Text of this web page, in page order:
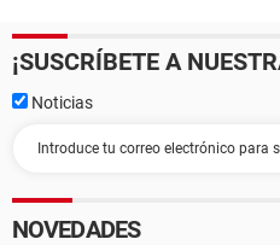
¡SUSCRÍBETE A
Noticias
NOVEDADES